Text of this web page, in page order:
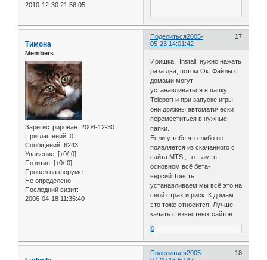
2010-12-30 21:56:05
Поделиться 17
2005-
05-23 14:01:42
Тимона
Members
Зарегистрирован: 2004-12-30
Приглашений: 0
Сообщений: 6243
Уважение: [+0/-0]
Позитив: [+0/-0]
Провел на форуме:
Не определено
Последний визит:
2006-04-18 11:35:40
Иришка, Install нужно нажать
раза два, потом Ок. Файлы с
домами могут
устанавливаться в папку
Teleport и при запуске игры
они должны автоматически
переместиться в нужные
папки.
Если у тебя что-либо не
появляется из скачанного с
сайта MTS , то там в
основном всё бета-
версий.Тоесть
устанавливаем мы всё это на
свой страх и риск. К домам
это тоже относится. Лучше
качать с известных сайтов.
0
Поделиться 18
2005-